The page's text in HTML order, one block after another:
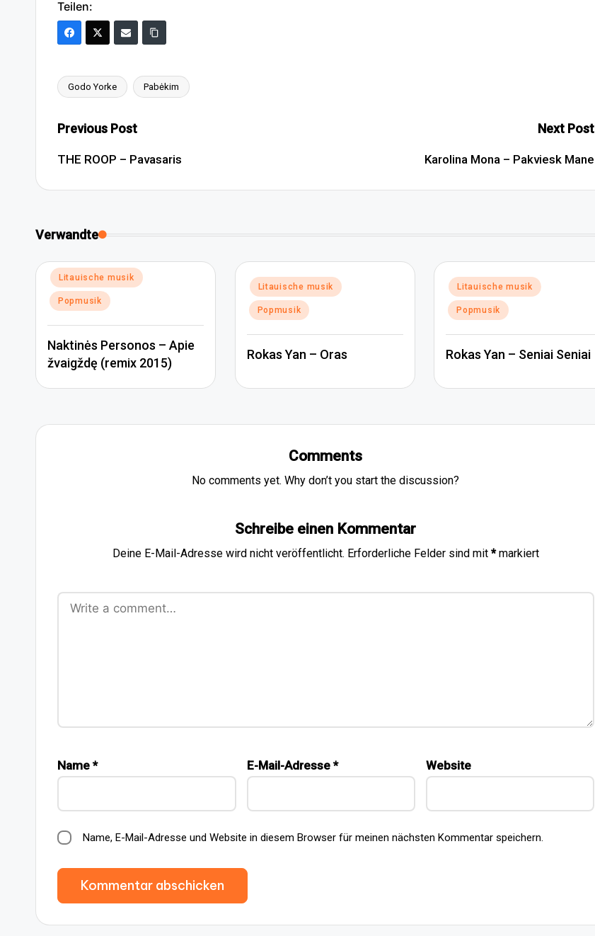
Teilen:
Tags:
Godo Yorke Pabėkim
Post
navigation
Previous Post
THE ROOP – Pavasaris
Next Post
Karolina Mona – Pakviesk Mane
Verwandte
Posted
in
Litauische musik
Popmusik
Naktinės Personos – Apie
žvaigždę (remix 2015)
Posted
in
Litauische musik
Popmusik
Rokas Yan – Oras
Posted
in
Litauische musik
Popmusik
Rokas Yan – Seniai Seniai
Comments
No comments yet. Why don’t you start the discussion?
Schreibe einen Kommentar
Deine E-Mail-Adresse wird nicht veröffentlicht. Erforderliche Felder sind mit *markiert
Name * E-Mail-Adresse * Website
Name, E-Mail-Adresse und Website in diesem Browser für meinen nächsten Kommentar speichern.